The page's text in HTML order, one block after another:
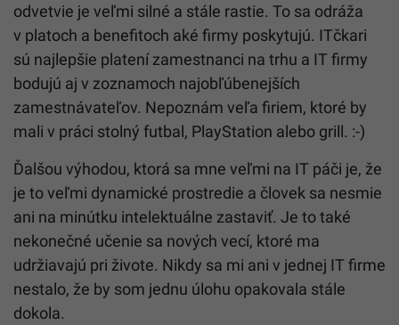
odvetvie je veľmi silné a stále rastie. To sa odráža
v platoch a benefitoch aké firmy poskytujú. ITčkari
sú najlepšie platení zamestnanci na trhu a IT firmy
bodujú aj v zoznamoch najobľúbenejších
zamestnávateľov. Nepoznám veľa firiem, ktoré by
mali v práci stolný futbal, PlayStation alebo grill. :-)
Ďalšou výhodou, ktorá sa mne veľmi na IT páči je, že
je to veľmi dynamické prostredie a človek sa nesmie
ani na minútku intelektuálne zastaviť. Je to také
nekonečné učenie sa nových vecí, ktoré ma
udržiavajú pri živote. Nikdy sa mi ani v jednej IT firme
nestalo, že by som jednu úlohu opakovala stále
dokola.